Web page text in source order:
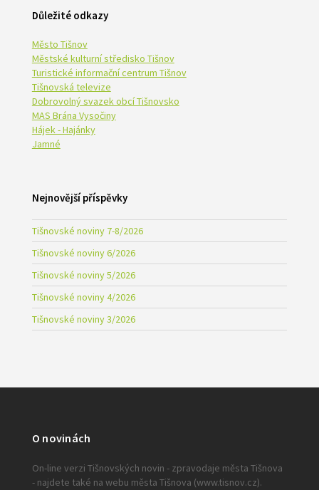
Důležité odkazy
Město Tišnov
Městské kulturní středisko Tišnov
Turistické informační centrum Tišnov
Tišnovská televize
Dobrovolný svazek obcí Tišnovsko
MAS Brána Vysočiny
Hájek - Hajánky
Jamné
Nejnovější příspěvky
Tišnovské noviny 7-8/2026
Tišnovské noviny 6/2026
Tišnovské noviny 5/2026
Tišnovské noviny 4/2026
Tišnovské noviny 3/2026
O novinách
On-line verzi Tišnovských novin - zpravodaje města Tišnova
- najdete také na webu města Tišnova (www.tisnov.cz).